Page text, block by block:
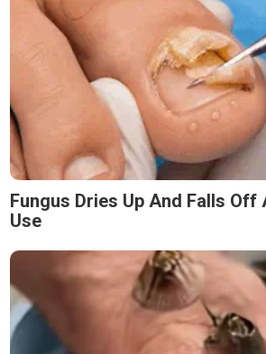
Fungus Dries Up And Falls
Use